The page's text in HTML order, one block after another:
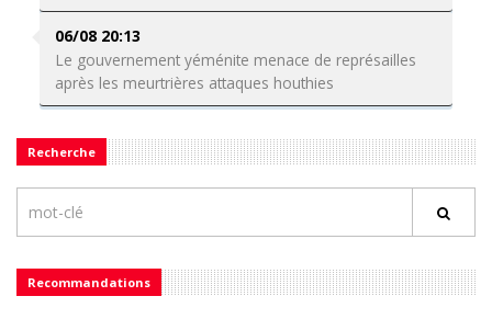
06/08 20:13
Le gouvernement yéménite menace de représailles
après les meurtrières attaques houthies
Recherche
Recommandations